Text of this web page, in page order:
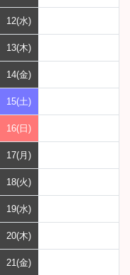
12(水)
13(木)
14(金)
15(土)
16(日)
17(月)
18(火)
19(水)
20(木)
21(金)